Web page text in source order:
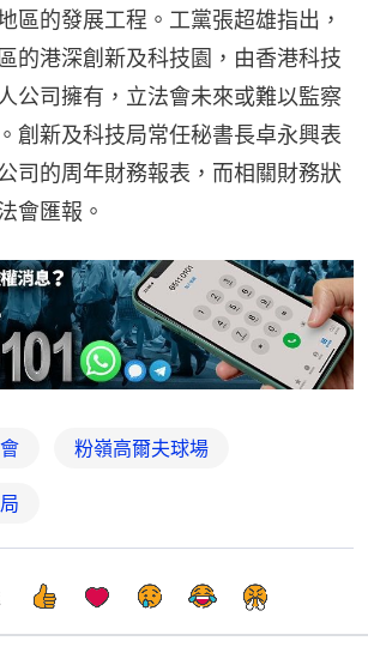
區的發展工程。工黨張超雄指出，
的港深創新及科技園，由香港科技
公司擁有，立法會未來或難以監察
創新及科技局常任秘書長卓永興表
司的周年財務報表，而相關財務狀
會匯報。
粉嶺高爾夫球場